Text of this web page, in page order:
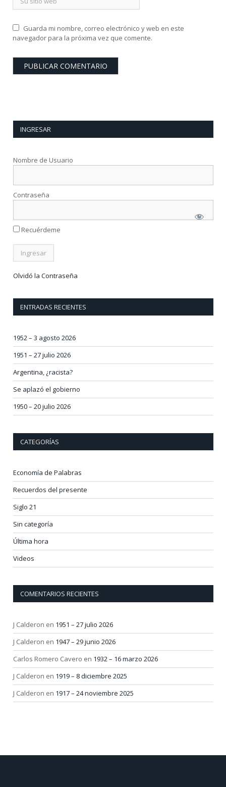
Guarda mi nombre, correo electrónico y web en este
navegador para la próxima vez que comente.
INGRESAR
Nombre de Usuario
Contraseña
Recuérdeme
Olvidó la Contraseña
ENTRADAS RECIENTES
1952 – 3 agosto 2026
1951 – 27 julio 2026
Argentina, ¿racista?
Se aplazó el gobierno
1950 – 20 julio 2026
CATEGORÍAS
Economía de Palabras
Recuerdos del presente
Siglo 21
Sin categoría
Última hora
Videos
COMENTARIOS RECIENTES
J Calderon en 1951 – 27 julio 2026
J Calderon en 1947 – 29 junio 2026
Carlos Romero Cavero en 1932 – 16 marzo 2026
J Calderon en 1919 – 8 diciembre 2025
J Calderon en 1917 – 24 noviembre 2025